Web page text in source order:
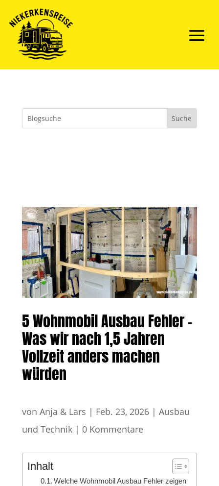
5 Wohnmobil Ausbau Fehler –
Was wir nach 1,5 Jahren
Vollzeit anders machen
würden
von Anja & Lars | Feb. 23, 2026| Ausbau
und Technik| 0 Kommentare
Inhalt
Welche Wohnmobil Ausbau Fehler zeigen